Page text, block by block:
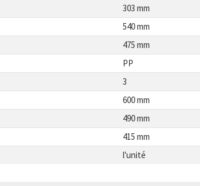
303 mm
540 mm
475 mm
PP
3
600 mm
490 mm
415 mm
l'unité